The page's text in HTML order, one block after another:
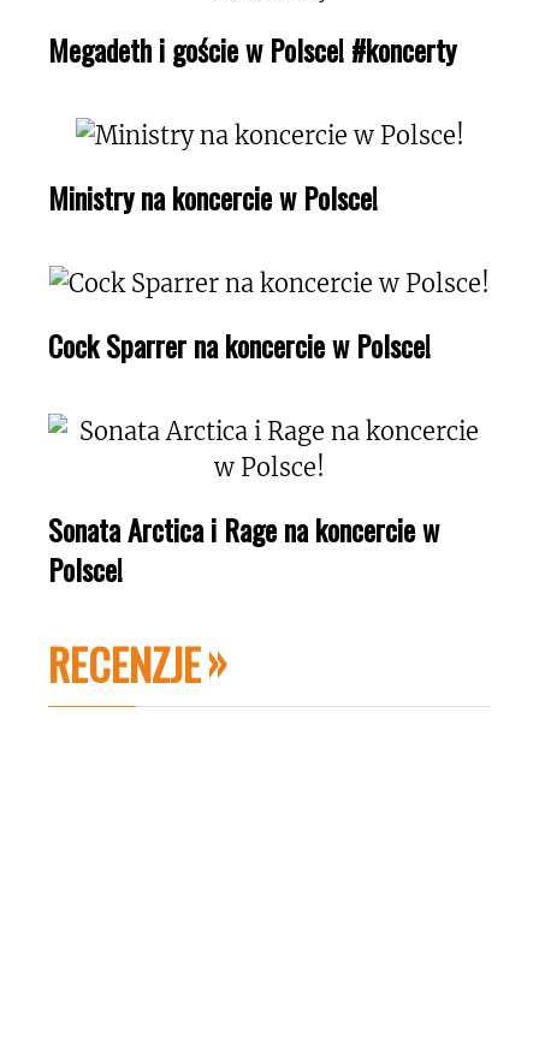
Megadeth i goście w Polsce! #koncerty
Ministry na koncercie w Polsce!
Cock Sparrer na koncercie w Polsce!
Sonata Arctica i Rage na koncercie w
Polsce!
RECENZJE